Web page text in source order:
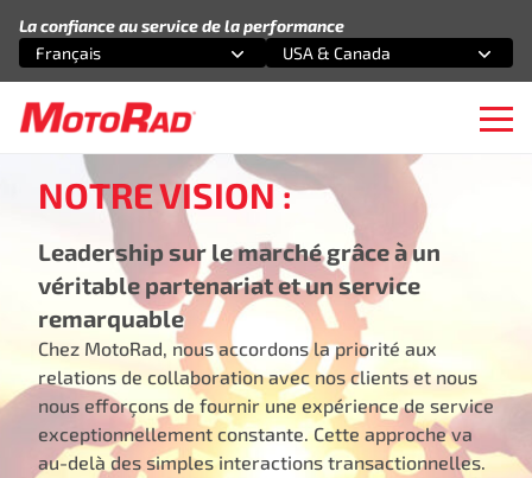
La confiance au service de la performance
Sélectionnez une option
Français
Sélectionnez une option
USA & Canada
NOTRE VISION :
Leadership sur le marché grâce à un
véritable partenariat et un service
remarquable
Chez MotoRad, nous accordons la priorité aux
relations de collaboration avec nos clients et nous
nous efforçons de fournir une expérience de service
exceptionnellement constante. Cette approche va
au-delà des simples interactions transactionnelles.